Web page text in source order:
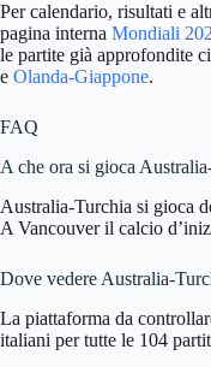
Per calendario, risultati e
pagina interna Mondiali
le partite già approfondite
e Olanda-Giappone.
FAQ
A che ora si gioca
Australia-Turchia si gioca
A Vancouver il calcio
Dove vedere Australia-
La piattaforma da
italiani per tutte le 104